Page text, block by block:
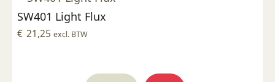
SW401 Light Flux
€ 21,25 excl. BTW